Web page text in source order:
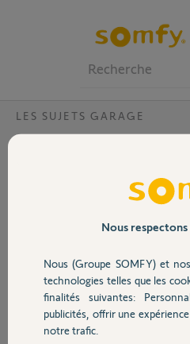
Volet
Sécurité
Domotique
LES SUJETS GARAGE
Moteur garage Dexxo
entrainée par le pignon moteur.
Je ne vois qu'une partie de ce
Savez vous comment remettre la
d'entraînement ?
Nous
Nous (Groupe SOMFY) et
technologies telles que les
finalités suivantes:
publicités, offrir une
notre trafic.